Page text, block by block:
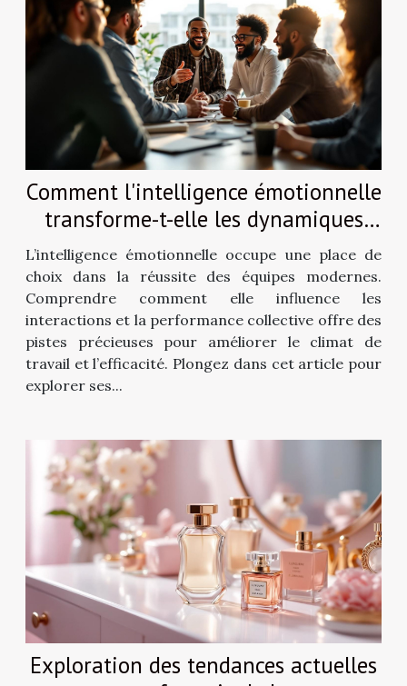
Comment l'intelligence émotionnelle
transforme-t-elle les dynamiques
d'équipe ?
L’intelligence émotionnelle occupe une place de
choix dans la réussite des équipes modernes.
Comprendre comment elle influence les
interactions et la performance collective offre des
pistes précieuses pour améliorer le climat de
travail et l’efficacité. Plongez dans cet article pour
explorer ses...
Exploration des tendances actuelles